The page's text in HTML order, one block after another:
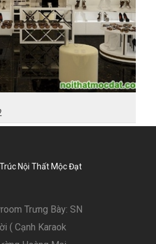
Nội Thất Mộc Đạt
Trưng Bày: SN
( Cạnh Karaok